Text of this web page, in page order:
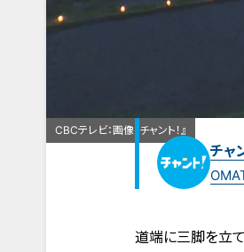
CBCテレビ：画像『チャント！』
チャ
道端に三脚を立